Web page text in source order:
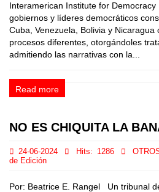
Interamerican Institute for
gobiernos y líderes democráticos
Cuba, Venezuela, Bolivia y
procesos diferentes, otorgándoles
admitiendo las narrativas con la...
Read more
NO ES CHIQUITA LA
24-06-2024 Hits: 1286
de Edición
Por: Beatrice E. Rangel Un tribunal